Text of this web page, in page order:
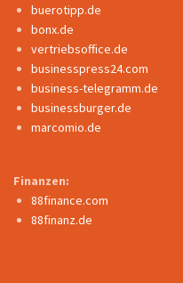
buerotipp.de
bonx.de
vertriebsoffice.de
businesspress24.com
business-telegramm.de
businessburger.de
marcomio.de
Finanzen:
88finance.com
88finanz.de